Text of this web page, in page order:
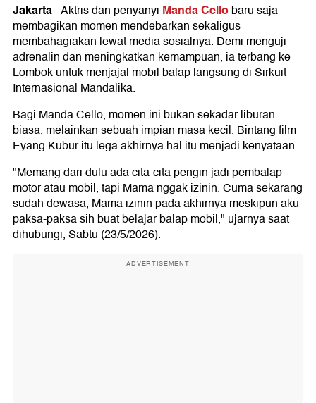
Jakarta-Aktris dan penyanyi Manda Cellobaru saja
membagikan momen mendebarkan sekaligus
membahagiakan lewat media sosialnya. Demi menguji
adrenalin dan meningkatkan kemampuan, ia terbang ke
Lombok untuk menjajal mobil balap langsung di Sirkuit
Internasional Mandalika.
Bagi Manda Cello, momen ini bukan sekadar liburan
biasa, melainkan sebuah impian masa kecil. Bintang film
Eyang Kubur itu lega akhirnya hal itu menjadi kenyataan.
"Memang dari dulu ada cita-cita pengin jadi pembalap
motor atau mobil, tapi Mama nggak izinin. Cuma sekarang
sudah dewasa, Mama izinin pada akhirnya meskipun aku
paksa-paksa sih buat belajar balap mobil," ujarnya saat
dihubungi, Sabtu (23/5/2026).
ADVERTISEMENT